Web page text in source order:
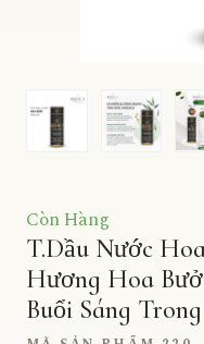
Còn Hàng
T.Dầu Nước
Hương Hoa
Buổi Sáng